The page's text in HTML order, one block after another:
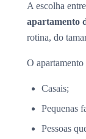
A escolha
apartamento
rotina, do
O apartamento
Casais;
Pequenas
Pessoas